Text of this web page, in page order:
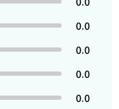
0.0
0.0
0.0
0.0